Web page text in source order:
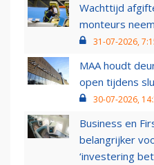
Wachttijd
monteurs
31-07-2026,
MAA houdt
open tijdens
30-07-2026,
Business en
belangrijker
‘investering